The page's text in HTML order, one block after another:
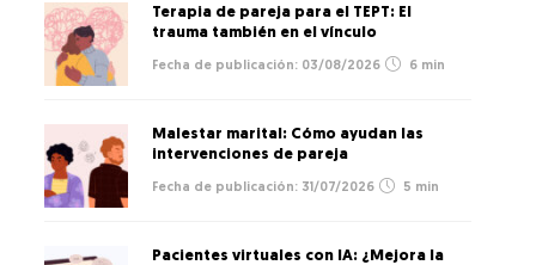
Terapia de pareja para el TEPT: El
trauma también en el vínculo
03/08/2026 6 min
Malestar marital: Cómo ayudan las
intervenciones de pareja
31/07/2026 5 min
Pacientes virtuales con IA: ¿Mejora la